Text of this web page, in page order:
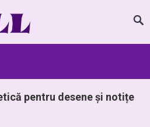
pentru desene și notițe